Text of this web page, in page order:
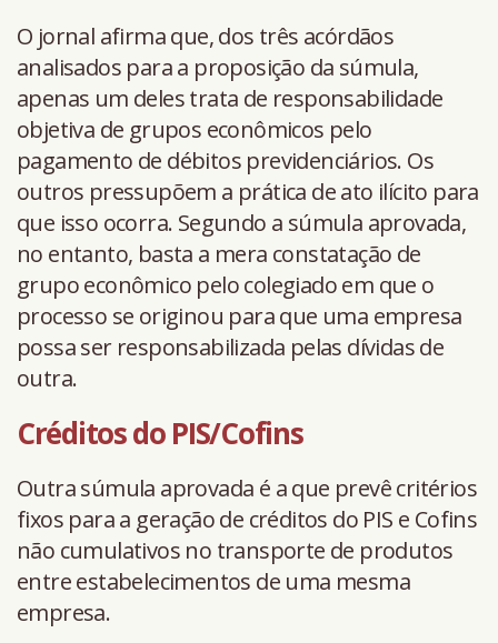
O jornal afirma que, dos três acórdãos
analisados para a proposição da súmula,
apenas um deles trata de responsabilidade
objetiva de grupos econômicos pelo
pagamento de débitos previdenciários. Os
outros pressupõem a prática de ato ilícito para
que isso ocorra. Segundo a súmula aprovada,
no entanto, basta a mera constatação de
grupo econômico pelo colegiado em que o
processo se originou para que uma empresa
possa ser responsabilizada pelas dívidas de
outra.
Créditos do PIS/Cofins
Outra súmula aprovada é a que prevê critérios
fixos para a geração de créditos do PIS e Cofins
não cumulativos no transporte de produtos
entre estabelecimentos de uma mesma
empresa.